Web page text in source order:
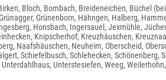
Bloch, Bombach, Breideneichen, Büchel
Grünenborn, Hähngen, Halberg,
Honsbach, Ingersauel, Jexmühle,
Knipscherhof, Kreuzhäuschen,
Naafshäuschen, Neuheim, Oberscheid,
Schiefelbusch, Schlehecken, Schönenberg,
Unterstesiefen, Weeg,